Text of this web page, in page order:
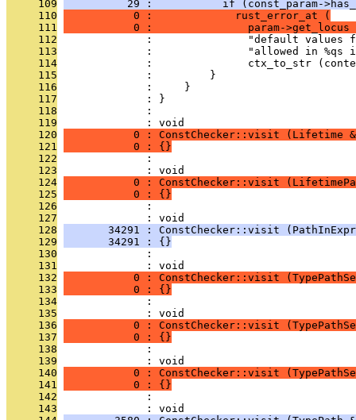
     109
29 :           if (const_param-
     110
           0 :             rust_error_at (
     111
0 :               param->get_locus
     112
:               "default values
     113
:               "allowed in %qs
     114
:               ctx_to_str
     115
              :         }
     116
              :     }
     117
              : }
     118
              :
     119
              : void
     120
0 : ConstChecker::visit (Lifetime
     121
           0 : {}
     122
              :
     123
              : void
     124
0 : ConstChecker::visit
     125
           0 : {}
     126
              :
     127
              : void
     128
34291 : ConstChecker::visit
     129
       34291 : {}
     130
              :
     131
              : void
     132
0 : ConstChecker::visit
     133
           0 : {}
     134
              :
     135
              : void
     136
0 : ConstChecker::visit
     137
           0 : {}
     138
              :
     139
              : void
     140
0 : ConstChecker::visit
     141
           0 : {}
     142
              :
     143
              : void